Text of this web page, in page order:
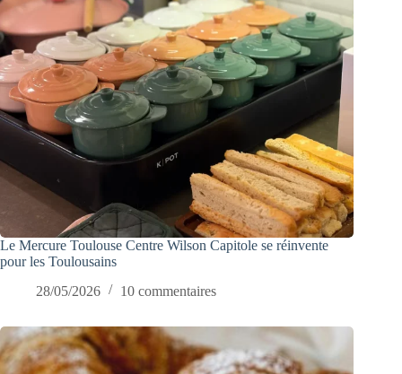
Le Mercure Toulouse Centre Wilson Capitole se réinvente
pour les Toulousains
28/05/2026
10 commentaires